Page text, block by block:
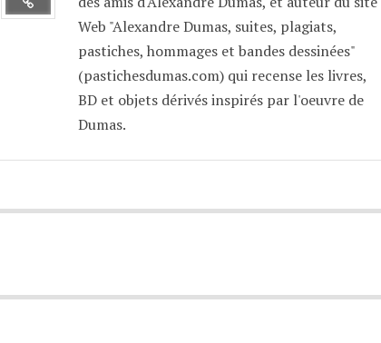
Web "Alexandre Dumas, suites, plagiats,
pastiches, hommages et bandes dessinées"
(pastichesdumas.com) qui recense les livres,
BD et objets dérivés inspirés par l'oeuvre de
Dumas.